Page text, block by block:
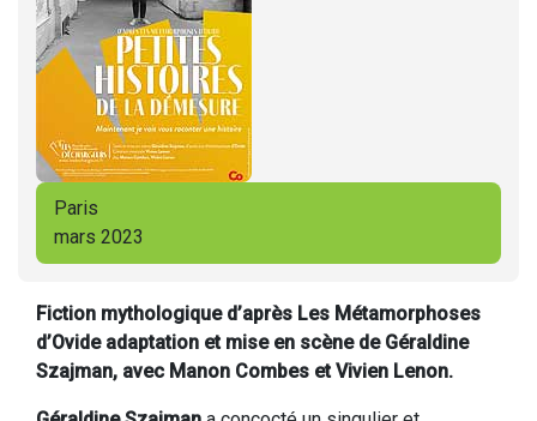
Paris
mars 2023
Fiction mythologique d’après Les Métamorphoses
d’Ovide adaptation et mise en scène de Géraldine
Szajman, avec Manon Combes et Vivien Lenon.